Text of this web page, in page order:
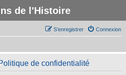
de l'Histoire
Connexion
S’enregistrer
de confidentialité